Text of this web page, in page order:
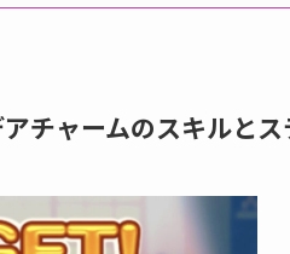
チャームのスキルと